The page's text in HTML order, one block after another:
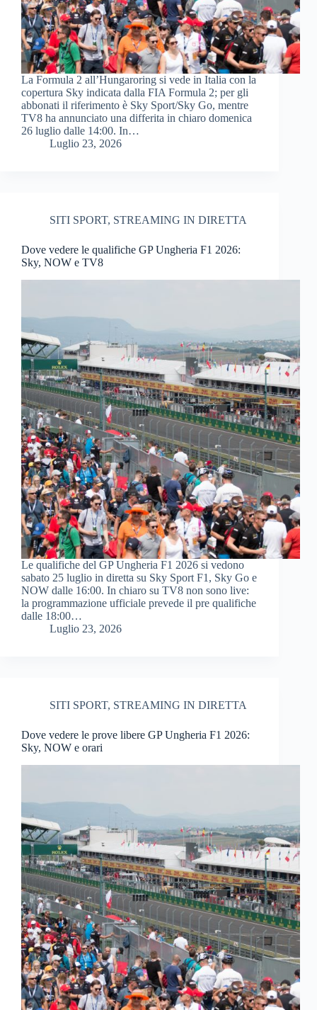
La Formula 2 all’Hungaroring si vede in Italia con la
copertura Sky indicata dalla FIA Formula 2; per gli
abbonati il riferimento è Sky Sport/Sky Go, mentre
TV8 ha annunciato una differita in chiaro domenica
26 luglio dalle 14:00. In…
Luglio 23, 2026
SITI SPORT, STREAMING IN DIRETTA
Dove vedere le qualifiche GP Ungheria F1 2026:
Sky, NOW e TV8
Le qualifiche del GP Ungheria F1 2026 si vedono
sabato 25 luglio in diretta su Sky Sport F1, Sky Go e
NOW dalle 16:00. In chiaro su TV8 non sono live:
la programmazione ufficiale prevede il pre qualifiche
dalle 18:00…
Luglio 23, 2026
SITI SPORT, STREAMING IN DIRETTA
Dove vedere le prove libere GP Ungheria F1 2026:
Sky, NOW e orari